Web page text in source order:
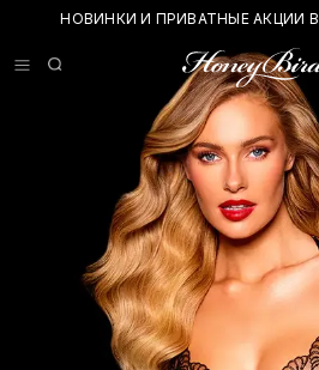
НОВИНКИ И ПРИВАТНЫЕ АКЦИИ В